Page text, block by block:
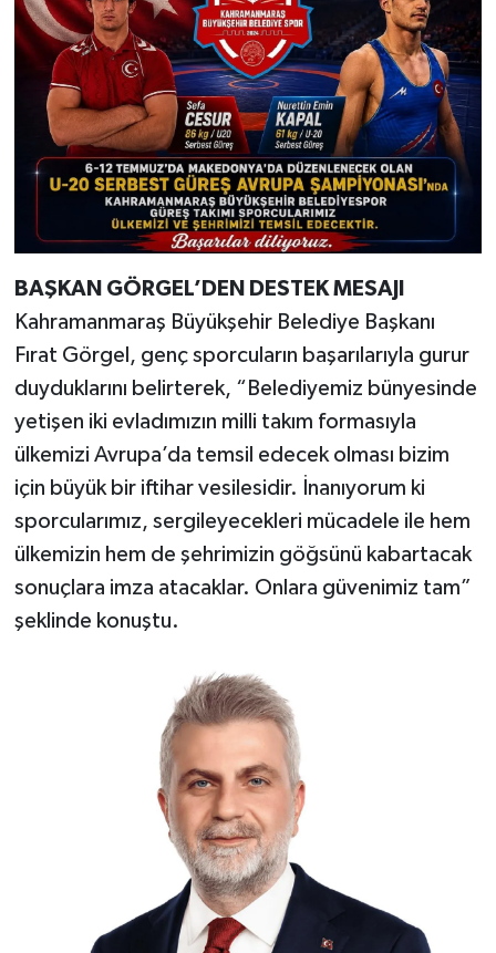
BAŞKAN GÖRGEL’DEN DESTEK MESAJI
Kahramanmaraş Büyükşehir Belediye Başkanı
Fırat Görgel, genç sporcuların başarılarıyla gurur
duyduklarını belirterek, “Belediyemiz bünyesinde
yetişen iki evladımızın milli takım formasıyla
ülkemizi Avrupa’da temsil edecek olması bizim
için büyük bir iftihar vesilesidir. İnanıyorum ki
sporcularımız, sergileyecekleri mücadele ile hem
ülkemizin hem de şehrimizin göğsünü kabartacak
sonuçlara imza atacaklar. Onlara güvenimiz tam”
şeklinde konuştu.